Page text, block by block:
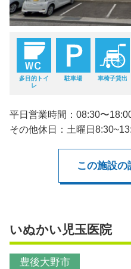
多目的トイ
レ
駐車場 車椅子貸出
平日営業時間：08:30〜
その他休日：土曜日
この施設の
いぬかい児玉医院
豊後大野市